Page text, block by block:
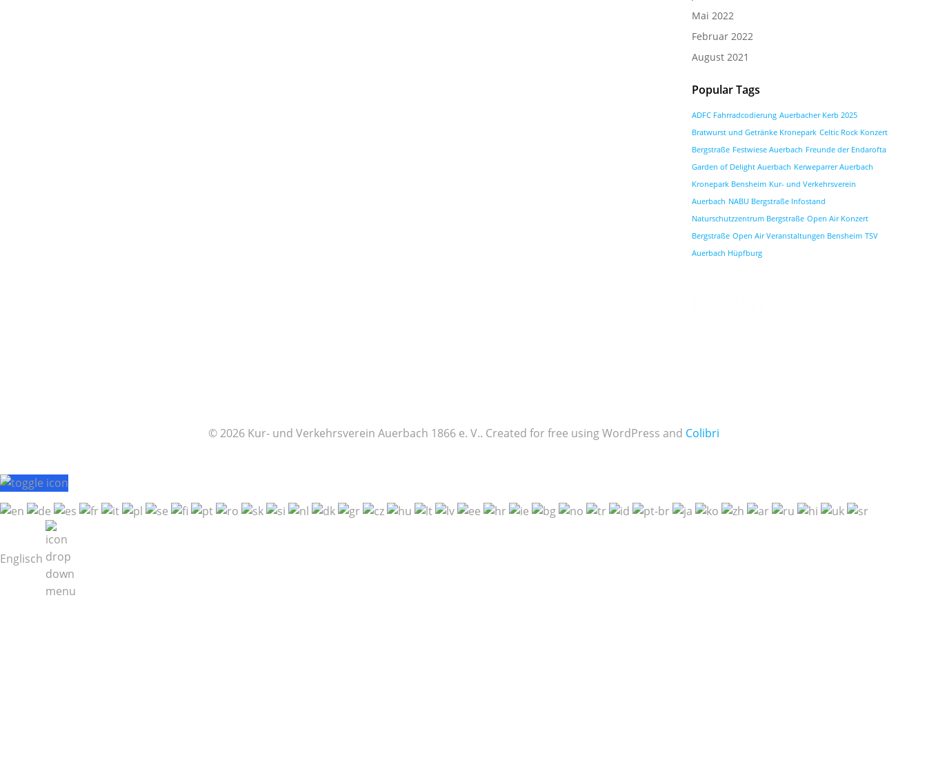
Mai 2022
Februar 2022
August 2021
Popular Tags
ADFC Fahrradcodierung Auerbacher Kerb 2025
Bratwurst und Getränke Kronepark Celtic Rock Konzert
Bergstraße Festwiese Auerbach Freunde der Endarofta
Garden of Delight Auerbach Kerweparrer Auerbach
Kronepark Bensheim Kur- und Verkehrsverein
Auerbach NABU Bergstraße Infostand
Naturschutzzentrum Bergstraße Open Air Konzert
Bergstraße Open Air Veranstaltungen Bensheim TSV
Auerbach Hüpfburg
© 2026 Kur- und Verkehrsverein Auerbach 1866 e. V.. Created for free using WordPress and Colibri
Englisch